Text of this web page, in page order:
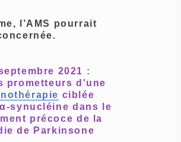
l’AMS pourrait
2021 :
prometteurs d'une
ciblée
synucléine dans le
précoce de la
de Parkinsone